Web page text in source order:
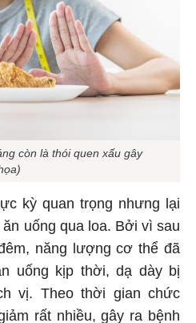
còn là thói quen xấu gây
kỳ quan trọng nhưng lại
uống qua loa. Bởi vì sau
năng lượng cơ thể đã
uống kịp thời, dạ dày bị
vị. Theo thời gian chức
rất nhiều, gây ra bệnh